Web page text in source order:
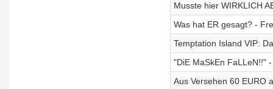
Musste hier WIRKLICH
Was hat ER gesagt? -
Temptation Island VIP:
"DiE MaSkEn FaLLeN!!"
Aus Versehen 60 EURO